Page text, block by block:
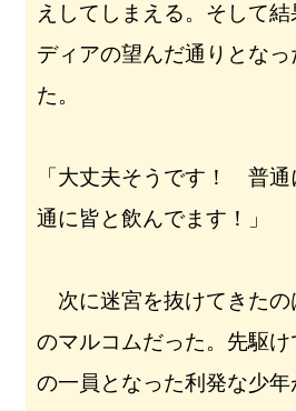
えしてしまえる。そして
ディアの望んだ通りとな
た。
「大丈夫そうです！ 普通
通に皆と飲んでます！」
次に迷宮を抜けてきたの
のマルコムだった。先駆
の一員となった利発な少